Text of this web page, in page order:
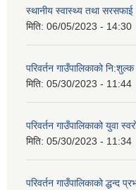
स्थानीय स्वास्थ्य तथा
मिति: 06/05/2023 - 14:30
परिवर्तन गाउँपालिकाको
मिति: 05/30/2023 - 11:44
परिवर्तन गाउँपालिकाको युवा
मिति: 05/30/2023 - 11:34
परिवर्तन गाउँपालिकाको द्धन्द